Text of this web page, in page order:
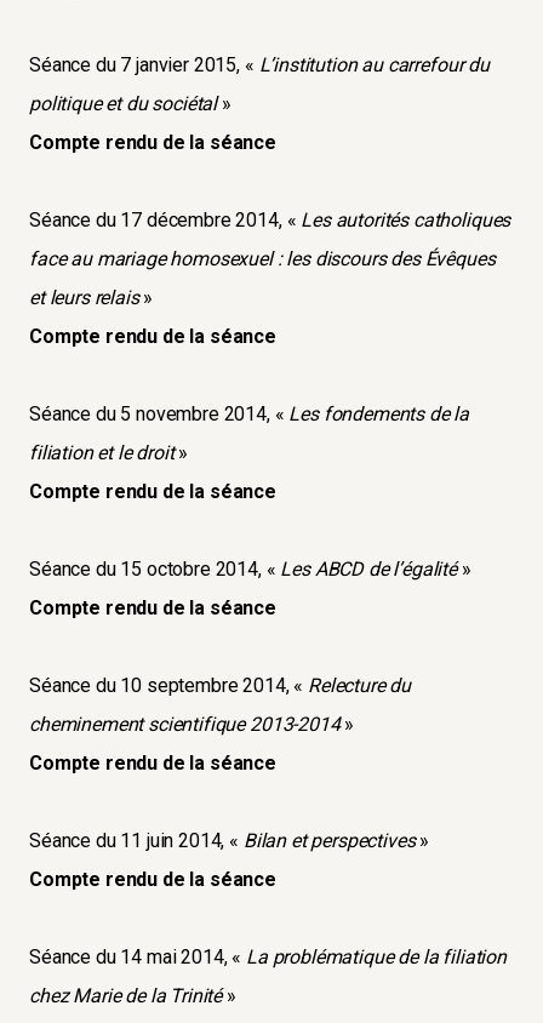
Séance du 7 janvier 2015, « L’institution au carrefour du
politique et du sociétal»
Compte rendu de la séance
Séance du 17 décembre 2014, « Les autorités catholiques
face au mariage homosexuel : les discours des Évêques
et leurs relais»
Compte rendu de la séance
Séance du 5 novembre 2014, « Les fondements de la
filiation et le droit»
Compte rendu de la séance
Séance du 15 octobre 2014, « Les ABCD de l’égalité»
Compte rendu de la séance
Séance du 10 septembre 2014, « Relecture du
cheminement scientifique 2013-2014»
Compte rendu de la séance
Séance du 11 juin 2014, « Bilan et perspectives»
Compte rendu de la séance
Séance du 14 mai 2014, « La problématique de la filiation
chez Marie de la Trinité»